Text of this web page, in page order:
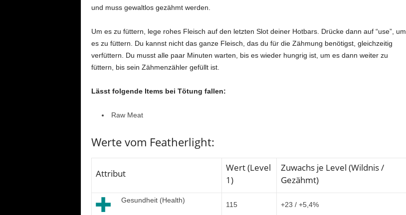
und muss gewaltlos gezähmt werden.
Um es zu füttern, lege rohes Fleisch auf den letzten Slot deiner Hotbars. Drücke dann auf “use”, um
es zu füttern. Du kannst nicht das ganze Fleisch, das du für die Zähmung benötigst, gleichzeitig
verfüttern. Du musst alle paar Minuten warten, bis es wieder hungrig ist, um es dann weiter zu
füttern, bis sein Zähmenzähler gefüllt ist.
Lässt folgende Items bei Tötung fallen:
Raw Meat
Werte vom Featherlight:
Attribut
Wert (Level
1)
Zuwachs je Level (Wildnis /
Gezähmt)
Gesundheit (Health)
115 +23 / +5,4%